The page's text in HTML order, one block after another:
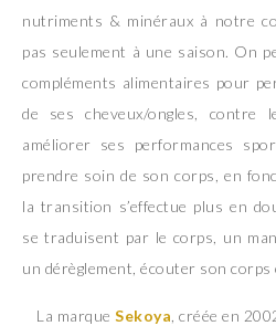
nutriments & minéraux à notre
pas seulement à une saison. On
compléments alimentaires pour
de ses cheveux/ongles,
améliorer ses performances
prendre soin de son corps, en
la transition s’effectue plus en
se traduisent par le corps, un
un dérèglement, écouter son
La marque Sekoya , créée en